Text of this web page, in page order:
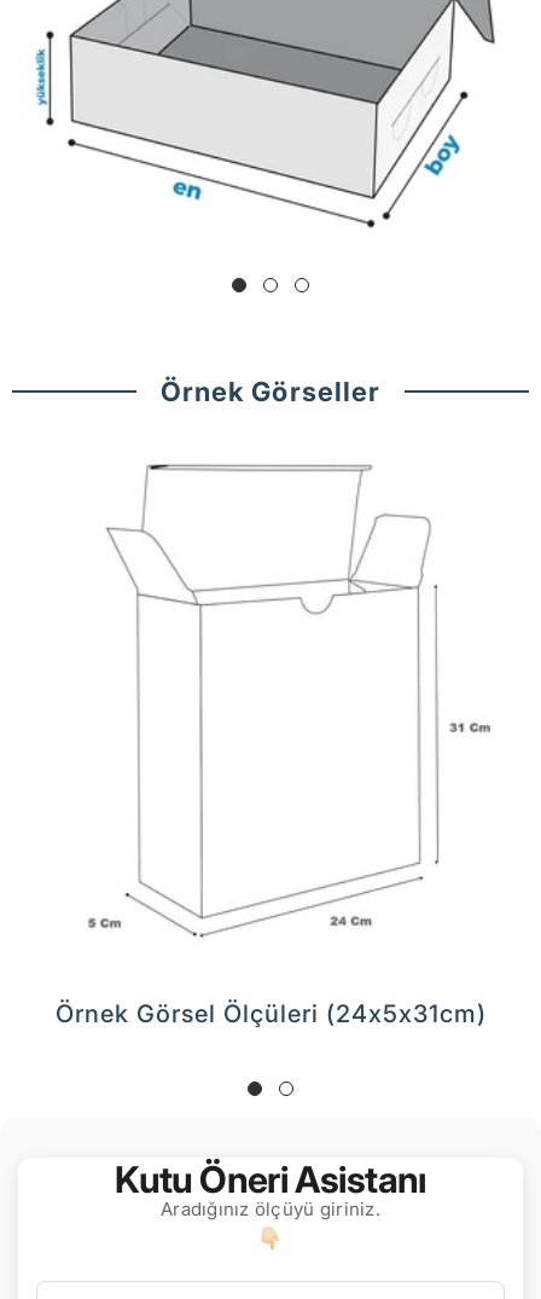
Örnek Görseller
Örnek Görsel Ölçüleri (24x5x31cm)
Kutu Öneri Asistanı
Aradığınız ölçüyü giriniz.